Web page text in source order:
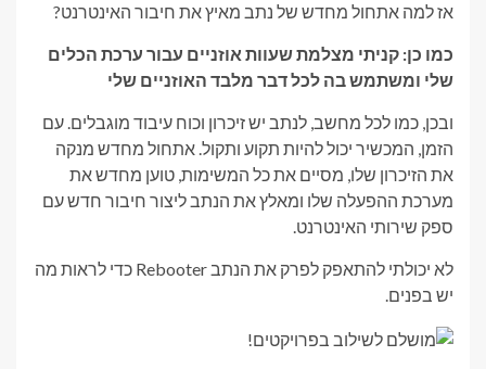
אז למה אתחול מחדש של נתב מאיץ את חיבור האינטרנט?
כמו כן: קניתי מצלמת שעוות אוזניים עבור ערכת הכלים
שלי ומשתמש בה לכל דבר מלבד האוזניים שלי
ובכן, כמו לכל מחשב, לנתב יש זיכרון וכוח עיבוד מוגבלים. עם
הזמן, המכשיר יכול להיות תקוע ותקול. אתחול מחדש מנקה
את הזיכרון שלו, מסיים את כל המשימות, טוען מחדש את
מערכת ההפעלה שלו ומאלץ את הנתב ליצור חיבור חדש עם
ספק שירותי האינטרנט.
לא יכולתי להתאפק לפרק את הנתב Rebooter כדי לראות מה
יש בפנים.